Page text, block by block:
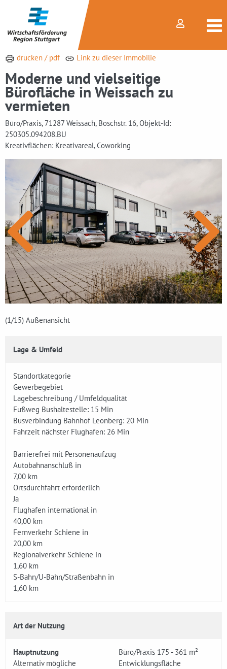
drucken / pdf Link zu dieser Immobilie
Moderne und vielseitige
Bürofläche in Weissach zu
vermieten
Büro/Praxis, 71287 Weissach, Boschstr. 16, Objekt-Id:
250305.094208.BU
Kreativflächen: Kreativareal, Coworking
(1/15) Außenansicht
Lage & Umfeld
Standortkategorie
Gewerbegebiet
Lagebeschreibung / Umfeldqualität
Fußweg Bushaltestelle: 15 Min
Busverbindung Bahnhof Leonberg: 20 Min
Fahrzeit nächster Flughafen: 26 Min
Barrierefrei mit Personenaufzug
Autobahnanschluß in
7,00 km
Ortsdurchfahrt erforderlich
Ja
Flughafen international in
40,00 km
Fernverkehr Schiene in
20,00 km
Regionalverkehr Schiene in
1,60 km
S-Bahn/U-Bahn/Straßenbahn in
1,60 km
Art der Nutzung
Hauptnutzung
Büro/Praxis 175 - 361 m²
Alternativ mögliche
Entwicklungsfläche